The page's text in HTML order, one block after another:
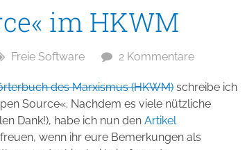
im HKWM
Freie Software 2 Kommentare
des Marxismus (HKWM)schreibe ich
Source«. Nachdem es viele nützliche
Dank!), habe ich nun denArtikel
wenn ihr eure Bemerkungen als